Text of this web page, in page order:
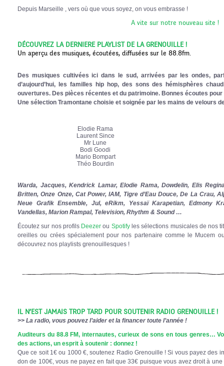
Depuis Marseille , vers où que vous soyez, on vous embrasse !
A vite sur notre nouveau site !
DÉCOUVREZ LA DERNIERE PLAYLIST DE LA GRENOUILLE !
Un aperçu des musiques, écoutées, diffusées sur le 88.8fm.
Des musiques cultivées ici dans le sud, arrivées par les ondes,
d’aujourd’hui, les familles hip hop, des sons des hémisphères
ouvertures. Des pièces récentes et du patrimoine. Bonnes écoutes pour
Une sélection Tramontane choisie et soignée par les mains de velours
Elodie Rama
Laurent Since
Mr Lune
Bodi Goodi
Mario Bompart
Théo Bourdin
Warda, Jacques, Kendrick Lamar, Elodie Rama, Dowdelin, Elis
Britten, Onze Onze, Cat Power, IAM, Tigre d’Eau Douce, De La Crau,
Neue Grafik Ensemble, Jul, eRikm, Yessaï Karapetian, Edmony
Vandellas, Marion Rampal, Television, Rhythm & Sound …
Écoutez sur nos profils Deezer ou Spotifyles sélections musicales de nos
oreilles ou crées spécialement pour nos partenaire comme le Mucem
découvrez nos playlists grenouillesques !
IL N’EST JAMAIS TROP TARD POUR SOUTENIR RADIO GRENOUILLE !
>> La radio, vous pouvez l’aider et la financer toute l’année !
Auditeurs du 88.8 FM, internautes, curieux de sons en tous genres…
des actions, un esprit à soutenir : donnez !
Que ce soit 1€ ou 1000 €, soutenez Radio Grenouille ! Si vous payez des
don de 100€, vous ne payez en fait que 33€ puisque vous avez droit à